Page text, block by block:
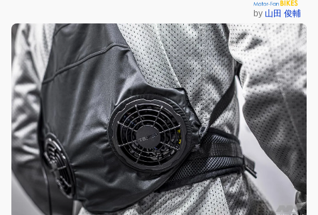
by 山田 俊輔